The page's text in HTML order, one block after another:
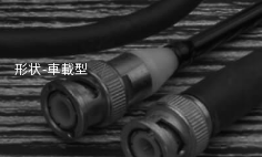
形状-車載型